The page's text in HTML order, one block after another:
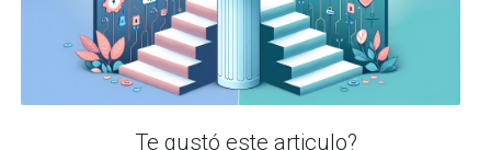
Te gustó este articulo?